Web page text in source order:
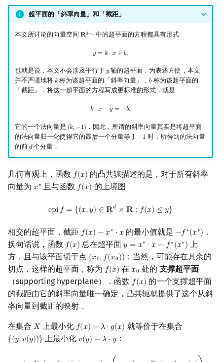
超平面的「斜率向量」和「截距」
本文所讨论的向量空间 𝐑𝑑+1
Rd+1 中的超平面的方程都具有形式
𝑦 = 𝑘⋅ 𝑥 + 𝑏.
y =k x+ b.
也就是说，本文不会涉及平行于 𝑦
y轴的超平面．为表述方便，本文
并不严谨地将 𝑘
k称为该超平面的「斜率向量」，𝑏
b称为该超平面的
「截距」．将这一超平面的方程写成更标准的形式，就是
𝑘 ⋅𝑥 − 𝑦 = −𝑏.
k⋅ x− y= −b .
它的一个法向量是 (𝑘, −1)
(k,− 1)
．因此，所谓的斜率向量其实是将超平面
的法向量归一化使得它的最后一个分量等于 −1
−1 时，所得到的法向量
的前 𝑑
d个分量．
几何直观上，函数 𝑓(𝑥)
f(x)
的凸共轭描述的是，对于所有斜率
向量为 𝑥∗
x∗且与函数 𝑓(𝑥)
f(x) 的上境图
epi𝑓 = {(𝑥,𝑦) ∈ 𝐑𝑑 × 𝐑 : 𝑓(𝑥) ≤ 𝑦}
epif= (x y) ∈Rd× R:f x )≤y}
相交的超平面，截距 𝑓(𝑥) −𝑥∗ ⋅ 𝑥
f(x)− x∗⋅x 的最小值就是 −𝑓∗(𝑥∗)
−f∗(x∗) ．
换句话说，函数 𝑓(𝑥)
f(x) 总在超平面𝑦 = 𝑥∗ ⋅ 𝑥 − 𝑓∗(𝑥∗)
y =x∗⋅x − f∗(x ∗)
上
方，且与该平面切于点 (𝑥0,𝑓(𝑥0))
(x0, f(x0))
；当然，可能存在其余的
切点．这样的超平面，称为 𝑓(𝑥)
f(x) 在𝑥0
x0 处的 支撑超平面
（supporting hyperplane）．函数 𝑓(𝑥)
f(x)
的一个支撑超平面
的截距由它的斜率向量唯一确定，凸共轭就提供了这个从斜
率向量到截距的映射．
在集合 𝑋
X 上最小化 𝑓(𝑥) − 𝜆⋅ 𝑔(𝑥)
f(x)− λ⋅g (x) 就等价于在集合
{(𝑦,𝑣(𝑦))}
{ (y,v(y))} 上最小化𝑣(𝑦) − 𝜆 ⋅ 𝑦
v(y)−λ⋅ y ：
x )− λ ) min y ( min : yf x ⋅ ) min